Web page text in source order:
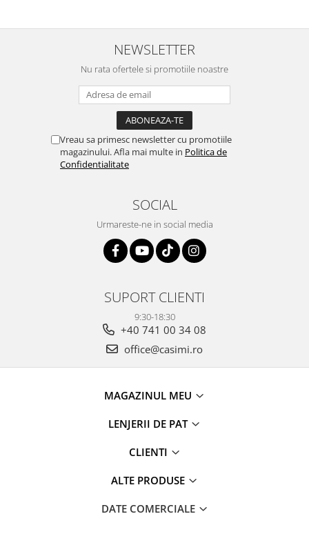
NEWSLETTER
Nu rata ofertele si promotiile noastre
Vreau sa primesc newsletter cu promotiile
magazinului. Afla mai multe in Politica de
Confidentialitate
SOCIAL
Urmareste-ne in social media
SUPORT CLIENTI
9:30-18:30
+40 741 00 34 08
office@casimi.ro
MAGAZINUL MEU
LENJERII DE PAT
CLIENTI
ALTE PRODUSE
DATE COMERCIALE